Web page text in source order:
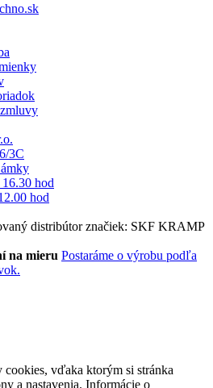
3C
hod
hod
na mieru Postaráme o výrobu podľa
cookies, vďaka ktorým si stránka
a nastavenia. Informácie o